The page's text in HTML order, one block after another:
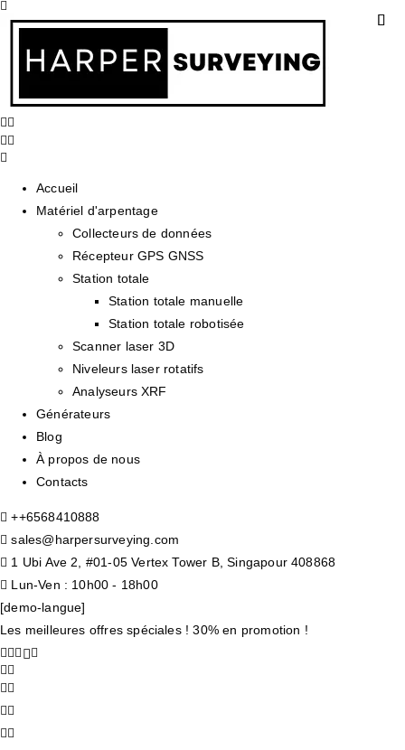
Accueil
Matériel d'arpentage
Collecteurs de données
Récepteur GPS GNSS
Station totale
Station totale manuelle
Station totale robotisée
Scanner laser 3D
Niveleurs laser rotatifs
Analyseurs XRF
Générateurs
Blog
À propos de nous
Contacts
++6568410888
sales@harpersurveying.com
1 Ubi Ave 2, #01-05 Vertex Tower B, Singapour 408868
Lun-Ven : 10h00 - 18h00
[demo-langue]
Les meilleures offres spéciales ! 30% en promotion !